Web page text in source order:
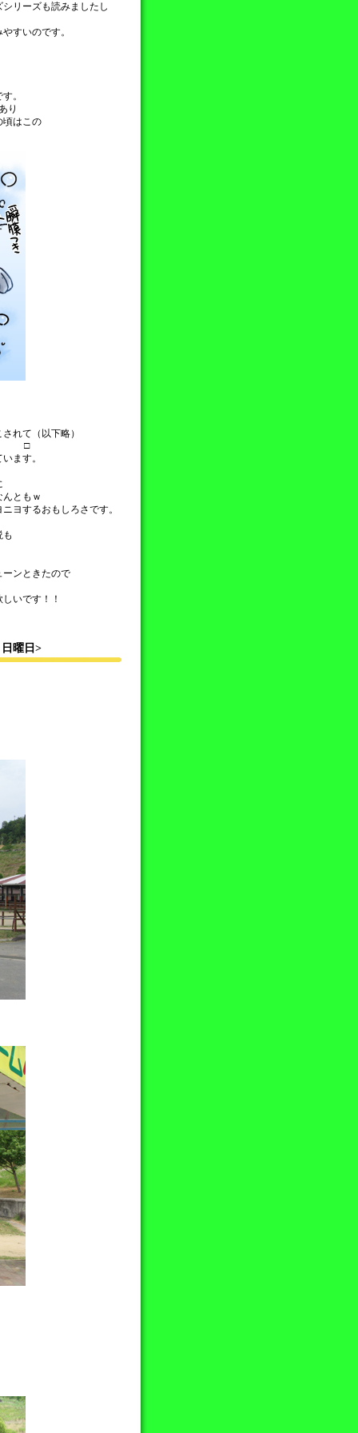
リーズも読みましたし
すいのです。
。
り
頃はこの
れて（以下略）
ます。
ともｗ
ヨするおもしろさです。
ーンときたので
いです！！
曜日>